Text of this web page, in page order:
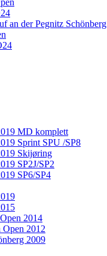
an der Pegnitz Schönberg
MD komplett
Sprint SPU /SP8
Skijøring
SP2J/SP2
SP6/SP4
2014
Open 2012
2009